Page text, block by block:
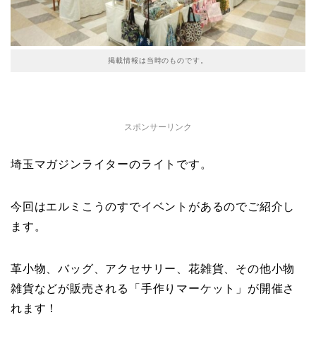
掲載情報は当時のものです。
スポンサーリンク
埼玉マガジンライターのライトです。
今回はエルミこうのすでイベントがあるのでご紹介し
ます。
革小物、バッグ、アクセサリー、花雑貨、その他小物
雑貨などが販売される「手作りマーケット」が開催さ
れます！